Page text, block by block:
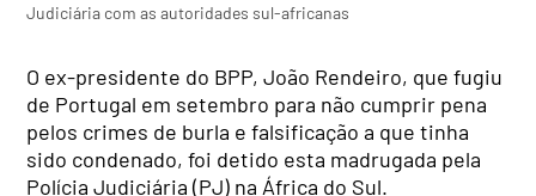
Judiciária com as autoridades sul-africanas
O ex-presidente do BPP, João Rendeiro, que fugiu
de Portugal em setembro para não cumprir pena
pelos crimes de burla e falsificação a que tinha
sido condenado, foi detido esta madrugada pela
Polícia Judiciária (PJ) na África do Sul.